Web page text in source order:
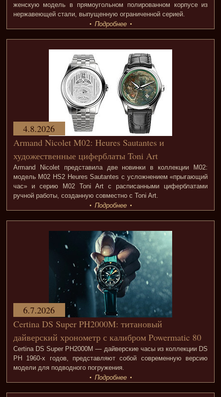
женскую модель в прямоугольном полированном корпусе из
нержавеющей стали, выпущенную ограниченной серией.
Подробнее
Armand Nicolet M02: Heures Sautantes и
художественные циферблаты Toni Art
Armand Nicolet представила две новинки в коллекции M02:
модель M02 HS2 Heures Sautantes с усложнением «прыгающий
час» и серию M02 Toni Art с расписанными циферблатами
ручной работы, созданную совместно с Toni Art.
4.8.2026
Подробнее
Certina DS Super PH2000M: титановый
дайверский хронометр с калибром Powermatic 80
Certina DS Super PH2000M — дайверские часы из коллекции DS
PH 1960-х годов, представляют собой современную версию
модели для подводного погружения.
6.7.2026
Подробнее